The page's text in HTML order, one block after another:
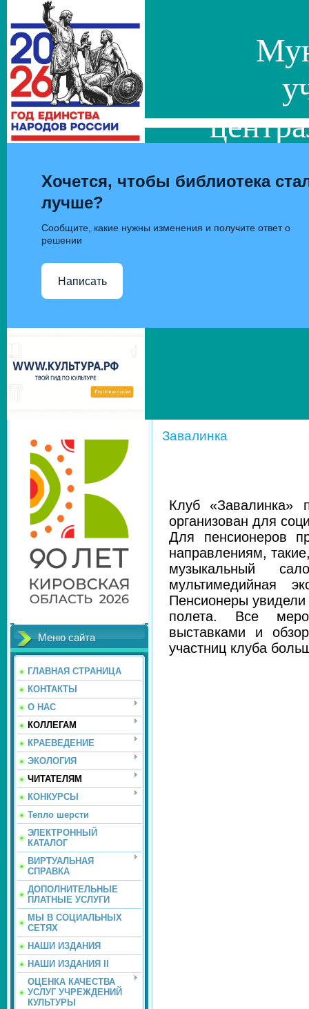
Хочется, чтобы библиотека
лучше?
Сообщите, какие нужны изменения и получите ответ о
решении
Написать
Меню сайта
ГЛАВНАЯ СТРАНИЦА
КОНТАКТЫ
О НАС
КОЛЛЕГАМ
КРАЕВЕДЕНИЕ
ЭКОЛОГИЯ
ЧИТАТЕЛЯМ
КОНКУРСЫ
Тепло шерсти
ЭЛЕКТРОННЫЙ
КАТАЛОГ
ВИРТУАЛЬНАЯ
СПРАВКА
ДОПОЛНИТЕЛЬНЫЕ
ПЛАТНЫЕ УСЛУГИ
МЫ В СОЦИАЛЬНЫХ
СЕТЯХ
НАШИ ИЗДАНИЯ
НАШИ ИЗДАНИЯ II
ОЦЕНКА КАЧЕСТВА
УСЛУГ УЧРЕЖДЕНИЙ
КУЛЬТУРЫ
Завалинка
Клуб «Завалинка»
организован для
Для пенсионеров
направлениям,
музыкальный
мультимедийная
Пенсионеры увидели
полета. Все
выставками и
участниц клуба